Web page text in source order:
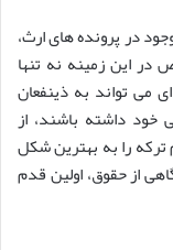
در پرونده های ارث،
این زمینه نه تنها
می تواند به ذینفعان
داشته باشند، از
را به بهترین شکل
از حقوق، اولین قدم